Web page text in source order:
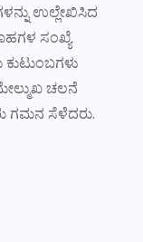
ಉಲ್ಲೇಖಿಸಿದ
ಸಂಖ್ಯೆ
ಚಲನೆ
ಗಮನ ಸೆಳೆದರು.